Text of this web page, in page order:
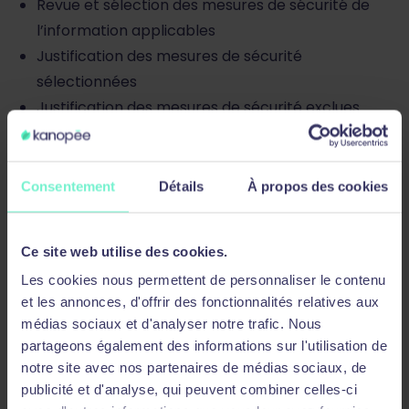
Consentement Détails À propos des cookies
Ce site web utilise des cookies.
Les cookies nous permettent de personnaliser le contenu
et les annonces, d'offrir des fonctionnalités relatives aux
médias sociaux et d'analyser notre trafic. Nous
partageons également des informations sur l'utilisation de
notre site avec nos partenaires de médias sociaux, de
publicité et d'analyse, qui peuvent combiner celles-ci
Revue et sélection des mesures de sécurité de
l’information applicables
Justification des mesures de sécurité
sélectionnées
Justification des mesures de sécurité exclues
JOUR 3 – Mise en oeuvre du SMSI
Gestion des informations documentées
Liste maîtresse des informations documentées
Création de modèles
Processus de gestion de l’information
documentée
Mise en œuvre d’un système de management de
l’information documentée